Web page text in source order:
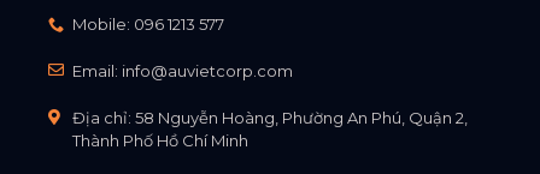
Mobile: 096 1213 577
Email: info@auvietcorp.com
Địa chỉ: 58 Nguyễn Hoàng, Phường An Phú, Quận 2,
Thành Phố Hồ Chí Minh